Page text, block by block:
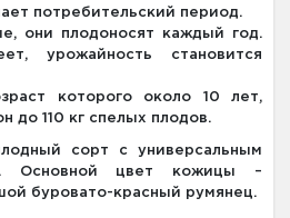
потребительский период.
они плодоносят каждый год.
урожайность становится
которого около 10 лет,
до 110 кг спелых плодов.
сорт с универсальным
Основной цвет кожицы –
буровато-красный румянец.